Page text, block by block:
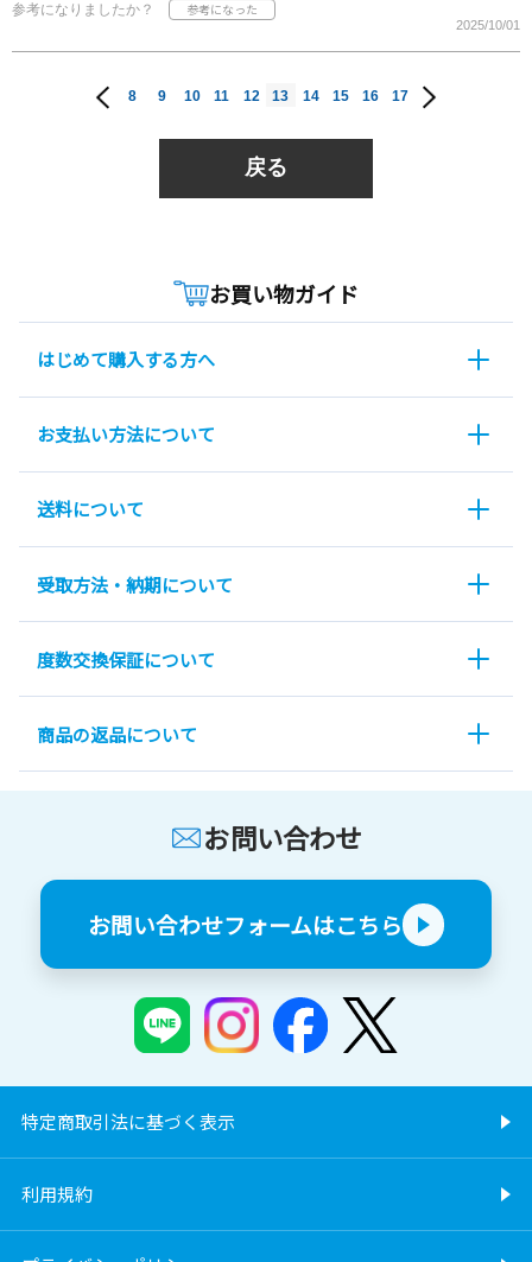
参考になりましたか？
2025/10/01
8 9 10 11 12 13 14 15 16 17
戻る
お買い物ガイド
はじめて購入する方へ
お支払い方法について
送料について
受取方法・納期について
度数交換保証について
商品の返品について
お問い合わせ
お問い合わせフォームはこちら
特定商取引法に基づく表示
利用規約